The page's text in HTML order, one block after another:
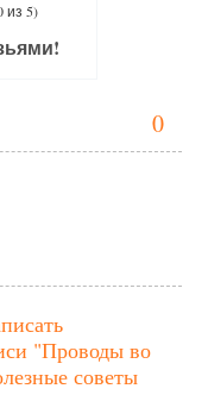
0
из 5)
"Проводы во
советы